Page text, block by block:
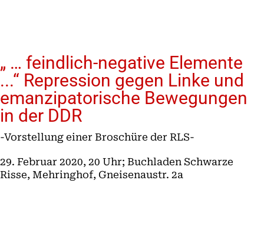
„ … feindlich-negative Elemente
...“ Repression gegen Linke und
emanzipatorische Bewegungen
in der DDR
-Vorstellung einer Broschüre der RLS-
29. Februar 2020, 20 Uhr; Buchladen Schwarze
Risse, Mehringhof, Gneisenaustr. 2a